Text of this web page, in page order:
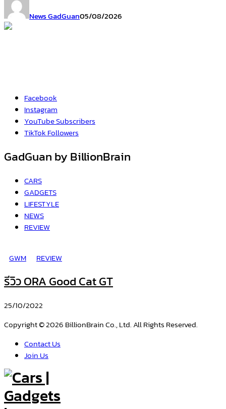
News GadGuan05/08/2026
Facebook
Instagram
YouTubeSubscribers
TikTok Followers
GadGuan by BillionBrain
CARS
GADGETS
LIFESTYLE
NEWS
REVIEW
GWM REVIEW
รีวิว ORA Good Cat GT
25/10/2022
Copyright © 2026 BillionBrain Co., Ltd. All Rights Reserved.
Contact Us
Join Us